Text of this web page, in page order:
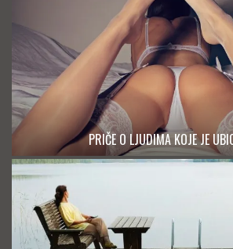
PRIČE O LJUDIMA KOJE JE